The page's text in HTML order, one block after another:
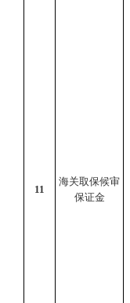
11
海关取保候审
保证金